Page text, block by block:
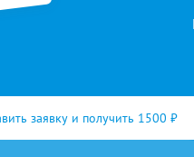
заявку и получить 1500 ₽